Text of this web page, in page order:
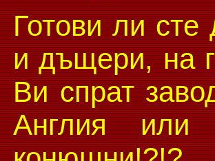
Готови ли
и дъщери, на
Ви спрат
Англия